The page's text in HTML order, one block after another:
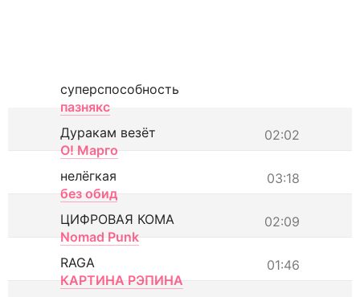
суперспособность
пазнякс
02:02
Дуракам везёт
О! Марго
03:18
нелёгкая
без обид
02:09
ЦИФРОВАЯ КОМА
Nomad Punk
01:46
RAGA
КАРТИНА РЭПИНА